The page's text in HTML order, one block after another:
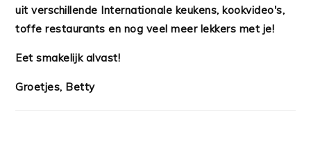
uit verschillende Internationale keukens, kookvideo's,
toffe restaurants en nog veel meer lekkers met je!
Eet smakelijk alvast!
Groetjes, Betty